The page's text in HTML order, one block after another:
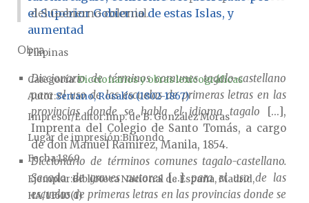
del Gobierno colonial.
Obra
Diccionario de términos comunes tagalo-castellano
para el uso de las escuelas de primeras letras en las
provincias donde se habla el idioma tagalo [...],
Imprenta del Colegio de Santo Tomás, a cargo
de don Manuel Ramírez, Manila, 1854.
Diccionario de términos comunes tagalo-castellano.
Sacado de graves autores[...]para el uso de las
escuelas de primeras letras en las provincias donde se
el Superior Gobierno de estas Islas, y
aumentad
Filipinas
Categoría:Diccionarios y obras lexicográficas
Autor Serrano, Rosalío (1802-1867)
Impresor/EditorImp. de B. González Moras
Lugar de impresiónBinondo
Fecha1869
Ejemplar Biblioteca Nacional de España, Madrid,
HA/11610(1)